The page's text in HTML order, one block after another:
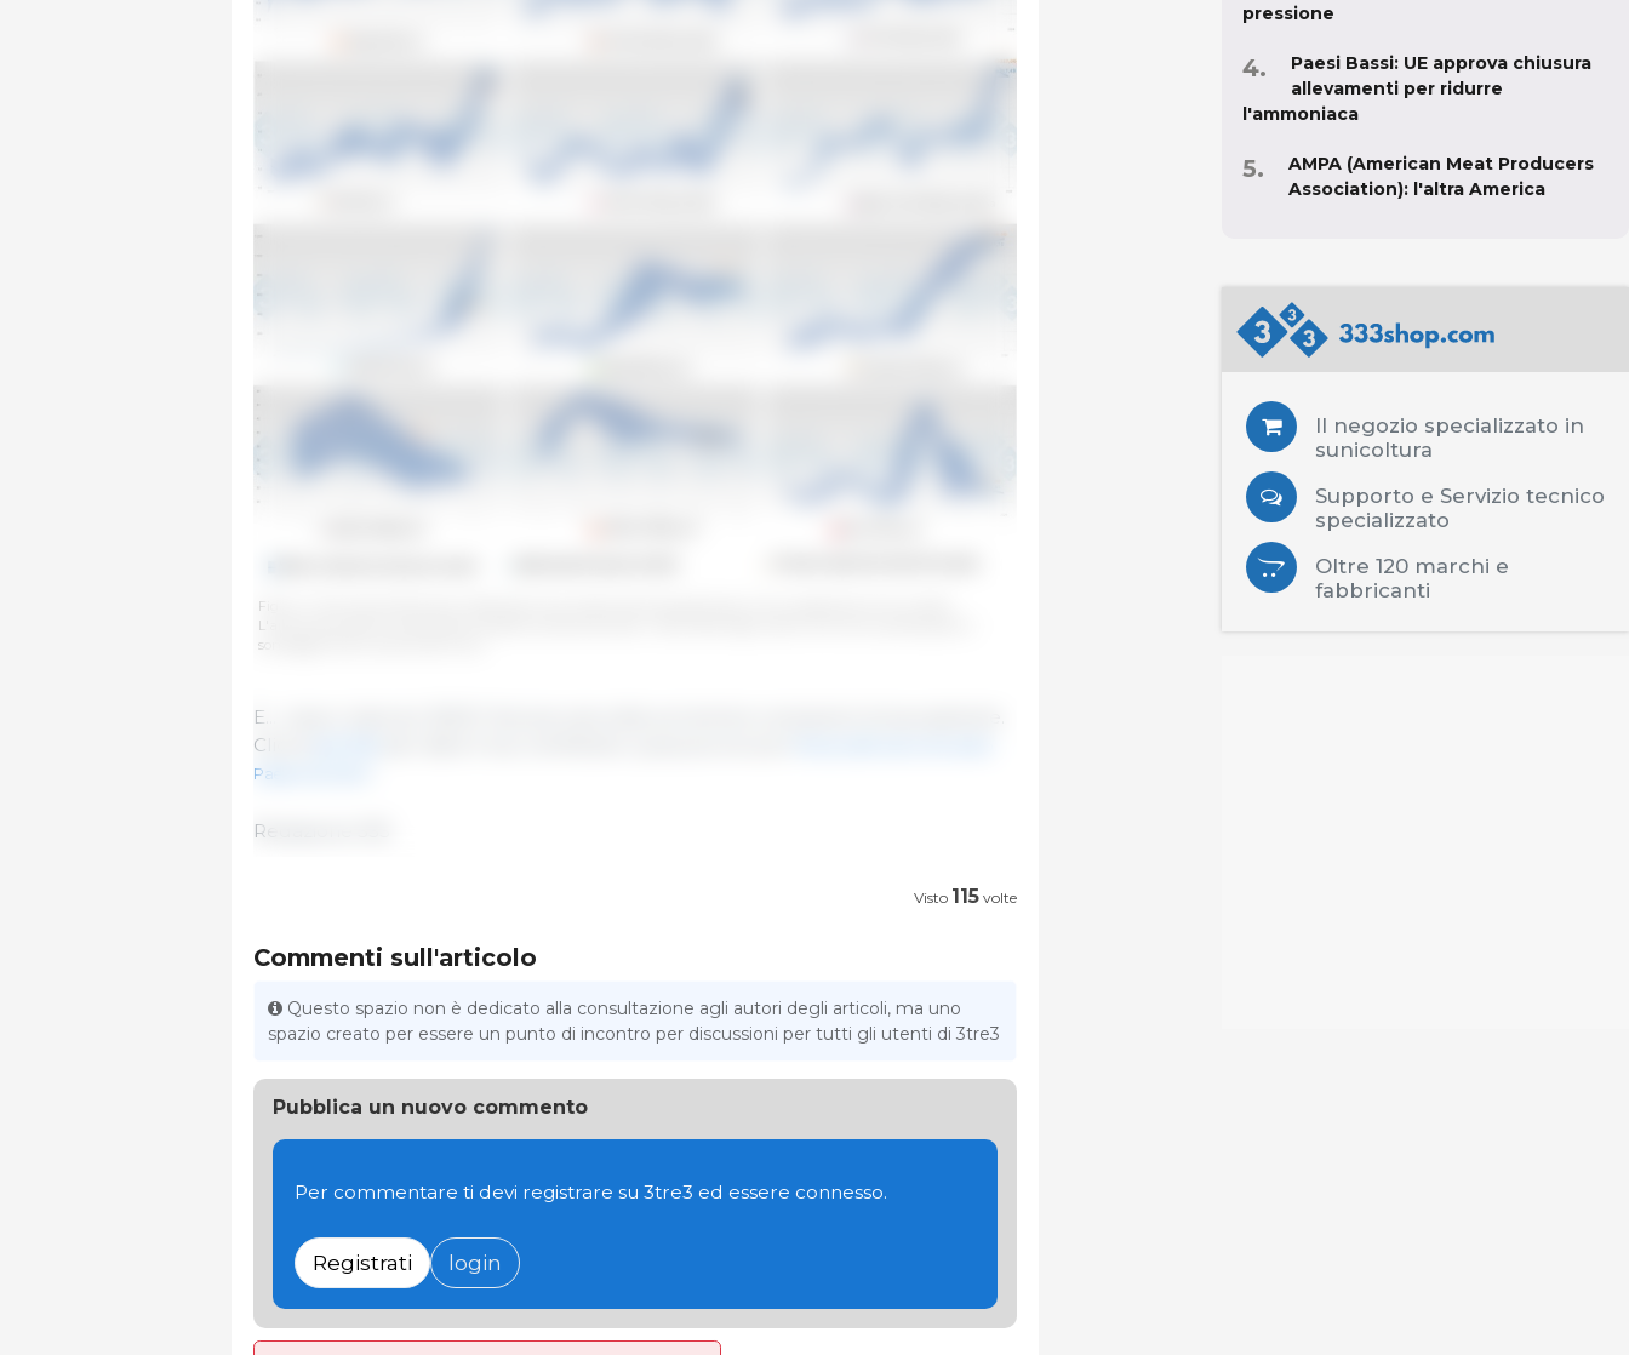
Figura 1. Evoluzione del prezzo medio del Suino e deviazione standard per anno e paese (blu) fino al 2023.
L'arancione mostra la previsione (mediana) del prezzo per il 2023 fatta dagli utenti che hanno partecipato al
sondaggio 333 sui prezzi del Suino.
E... cosa ci riserva il 2024? Ancora una volta vorremmo conoscere la tua opinione.
Clicca
Paese nel 2024?.
Redazione 333
Visto 115 volte
Commenti sull'articolo
Questo spazio non è dedicato alla consultazione agli autori degli articoli, ma uno
spazio creato per essere un punto di incontro per discussioni per tutti gli utenti di 3tre3
Pubblica un nuovo commento
Per commentare ti devi registrare su 3tre3 ed essere connesso.
Registrati login
pressione
Paesi Bassi: UE approva chiusura
allevamenti per ridurre
l'ammoniaca
AMPA (American Meat Producers
Association): l'altra America
Il negozio specializzato in
sunicoltura
Supporto e Servizio tecnico
specializzato
Oltre 120 marchi e
fabbricanti